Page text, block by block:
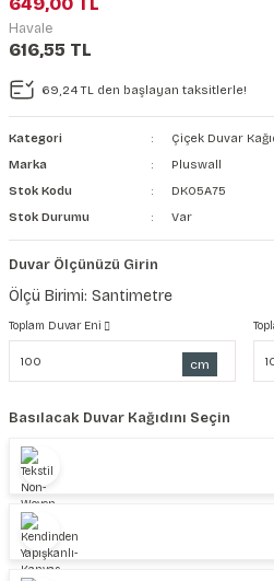
Duvar Kanvası
Havale
616,55 TL
69,24 TL den başlayan taksitlerle!
Kategori
Çiçek Duvar
Marka
Pluswall
Stok Kodu
DK05A75
Stok Durumu
Var
Duvar Ölçünüzü Girin
Ölçü Birimi: Santimetre
Toplam Duvar Eni
cm
Basılacak Duvar Kağıdını Seçin